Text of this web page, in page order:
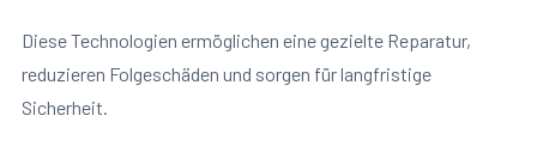
Diese Technologien ermöglichen eine gezielte Reparatur,
reduzieren Folgeschäden und sorgen für langfristige
Sicherheit.